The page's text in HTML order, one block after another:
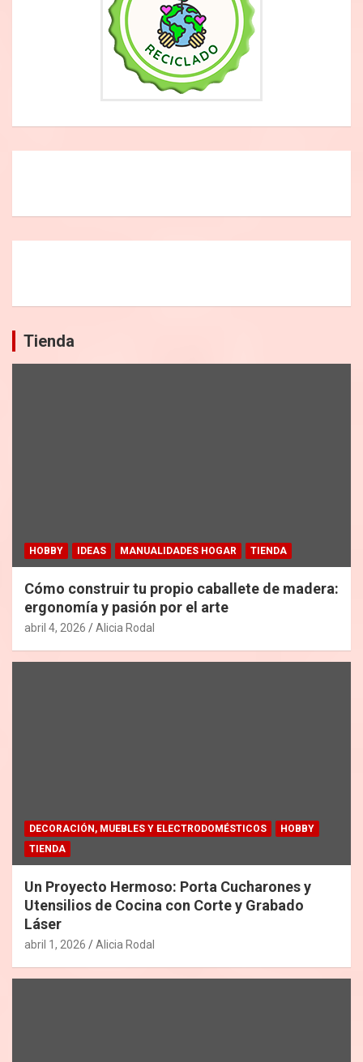
Tienda
HOBBY IDEAS MANUALIDADES HOGAR TIENDA
Cómo construir tu propio caballete de madera:
ergonomía y pasión por el arte
abril 4, 2026 Alicia Rodal
DECORACIÓN, MUEBLES Y ELECTRODOMÉSTICOS
HOBBY
TIENDA
Un Proyecto Hermoso: Porta Cucharones y
Utensilios de Cocina con Corte y Grabado
Láser
abril 1, 2026 Alicia Rodal